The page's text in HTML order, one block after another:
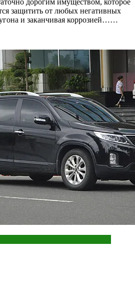
дорогим имуществом, которое
защитить от любых негативных
и заканчивая коррозией……